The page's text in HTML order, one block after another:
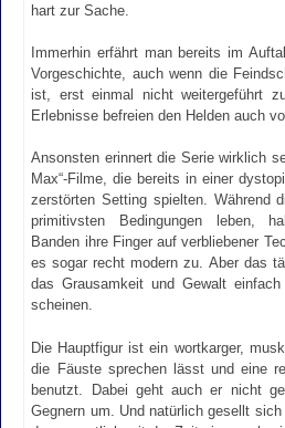
hart zur Sache.
Immerhin erfährt man bereits im
Vorgeschichte, auch wenn die
ist, erst einmal nicht weitergeführt
Erlebnisse befreien den Helden auch
Ansonsten erinnert die Serie wirklich
Max“-Filme, die bereits in einer
zerstörten Setting spielten. Während
primitivsten Bedingungen leben,
Banden ihre Finger auf verbliebener
es sogar recht modern zu. Aber das
das Grausamkeit und Gewalt
scheinen.
Die Hauptfigur ist ein wortkarger,
die Fäuste sprechen lässt und eine
benutzt. Dabei geht auch er nicht
Gegnern um. Und natürlich gesellt